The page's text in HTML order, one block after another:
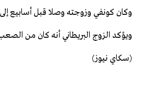
وكان كونفي وزوجته وصلا قبل أسابيع
ويؤكد الزوج البريطاني أنه كان من
(سكاي نيوز)